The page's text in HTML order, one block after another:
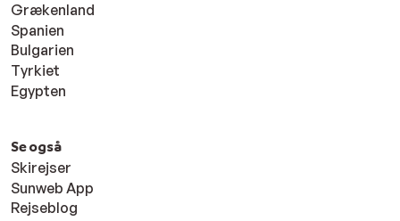
Grækenland
Spanien
Bulgarien
Tyrkiet
Egypten
Se også
Skirejser
Sunweb App
Rejseblog